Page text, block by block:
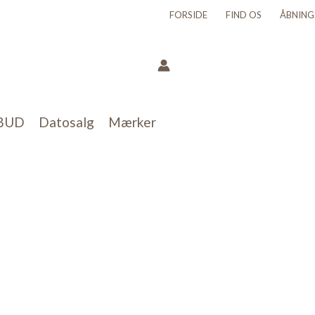
FORSIDE FIND OS
Datosalg Mærker